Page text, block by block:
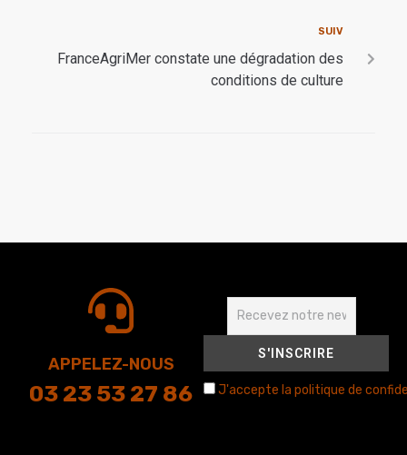
SUIV
FranceAgriMer constate une dégradation des
conditions de culture
APPELEZ-NOUS
03 23 53 27 86 J'accepte la politique de